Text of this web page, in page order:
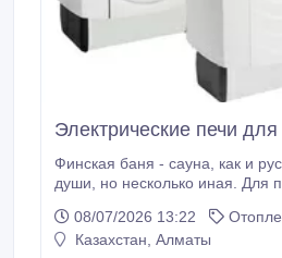
Электрические печи
Финская баня - сауна, как и русская, для тела и
души, но несколько иная. Для получения пара часто
регулировать температуру и
в них можно разместить
08/07/2026 13:22
Казахстан, Алматы